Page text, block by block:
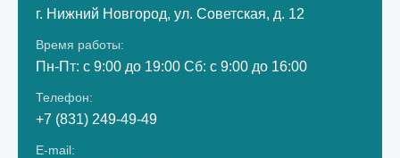
г. Нижний Новгород, ул. Советская, д. 12
Время работы:
Пн-Пт: с 9:00 до 19:00 Сб: с 9:00 до 16:00
Телефон:
+7 (831) 249-49-49
E-mail: